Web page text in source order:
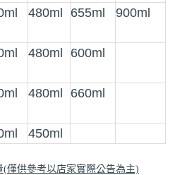
480ml 655ml 900ml
480ml 600ml
480ml 660ml
450ml
(僅供參考以店家實際公告為主)